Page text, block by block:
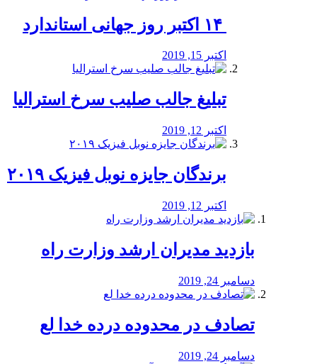
اکتبر 15, 2019
تبلیغ جالب صلیب سرخ استرالیا
اکتبر 12, 2019
برندگان جایزه نوبل فیزیک ۲۰۱۹
اکتبر 12, 2019
بازدید مدیران ارشد وزارت راه
دسامبر 24, 2019
تصادف در محدوده درده خدا لع
دسامبر 24, 2019